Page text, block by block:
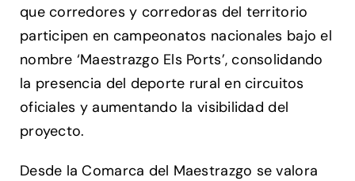
que corredores y corredoras del territorio
participen en campeonatos nacionales bajo el
nombre ‘Maestrazgo Els Ports’, consolidando
la presencia del deporte rural en circuitos
oficiales y aumentando la visibilidad del
proyecto.
Desde la Comarca del Maestrazgo se valora